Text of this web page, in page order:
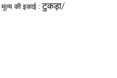
मूल्य की इकाई :टुकड़ा/